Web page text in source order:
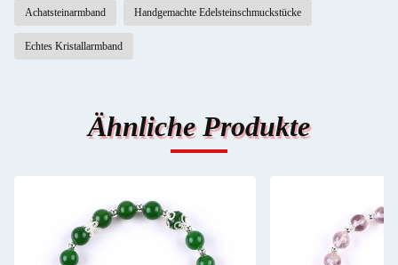
Achatsteinarmband Handgemachte Edelsteinschmuckstücke
Echtes Kristallarmband
Ähnliche Produkte